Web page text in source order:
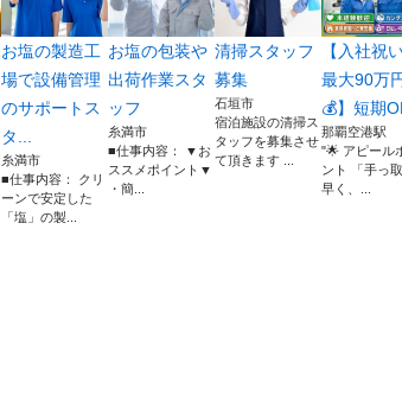
お塩の製造工
場で設備管理
のサポートス
タ...
糸満市
■仕事内容： クリ
ーンで安定した
「塩」の製...
お塩の包装や
出荷作業スタ
ッフ
糸満市
■仕事内容： ▼お
ススメポイント▼
・簡...
清掃スタッフ
募集
石垣市
宿泊施設の清掃ス
タッフを募集させ
て頂きます ...
【入社祝
最大90万
💰】短期
那覇空港駅
"🌟 アピール
ント 「手っ
早く、...